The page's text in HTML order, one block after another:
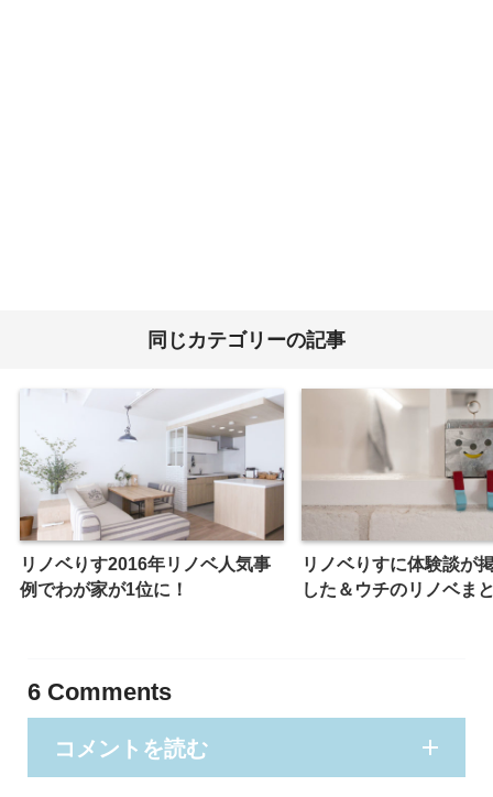
同じカテゴリーの記事
リノベりす2016年リノベ人気事
例でわが家が1位に！
リノベりすに体験談が
した＆ウチのリノベま
6Comments
コメントを読む